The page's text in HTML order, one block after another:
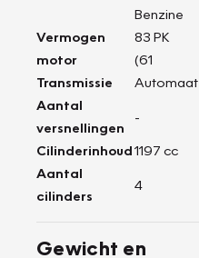
Benzine
Vermogen
motor
83 PK
(61
Transmissie
Automaat
Aantal
versnellingen
-
Cilinderinhoud1197 cc
Aantal
cilinders
4
Gewicht en